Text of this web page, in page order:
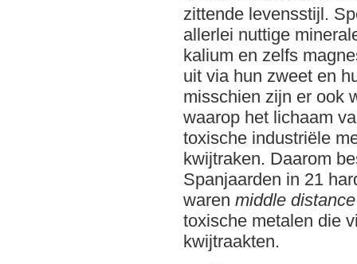
zittende levensstijl.
allerlei nuttige
kalium en zelfs
uit via hun zweet en
misschien zijn er ook
waarop het lichaam
toxische industriële
kwijtraken. Daarom
Spanjaarden in 21
waren middle
toxische metalen die
kwijtraakten.